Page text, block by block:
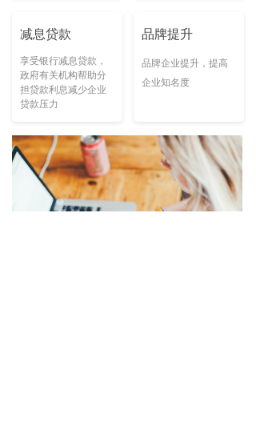
享受银行减息贷款，
政府有关机构帮助分
担贷款利息减少企业
贷款压力
减息贷款
品牌企业提升，提高
企业知名度
品牌提升